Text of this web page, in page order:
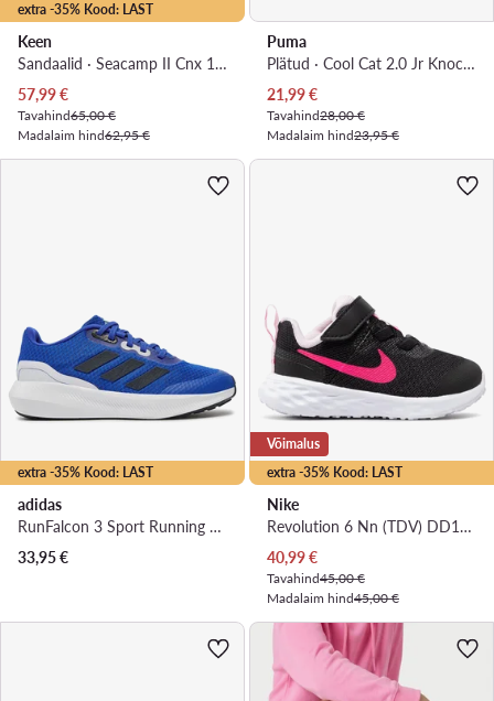
extra -35% Kood: LAST
Keen
Sandaalid · Seacamp II Cnx 1022994 · Roosa
Praegune hind
57,99€
Tavahind65,00 €
Madalaim hind62,95 €
Puma
Plätud · Cool Cat 2.0 Jr Knockout 39088108 · Roosa
Praegune hind
21,99€
Tavahind28,00 €
Madalaim hind23,95 €
extra -35% Kood: LAST
adidas
RunFalcon 3 Sport Running Lace Shoes HP5840 · Jooksujalatsid
33,95€
extra -35% Kood: LAST
Võimalus
Nike
Revolution 6 Nn (TDV) DD1094-007 · Jooksujalatsid
Praegune hind
40,99€
Tavahind45,00 €
Madalaim hind45,00 €